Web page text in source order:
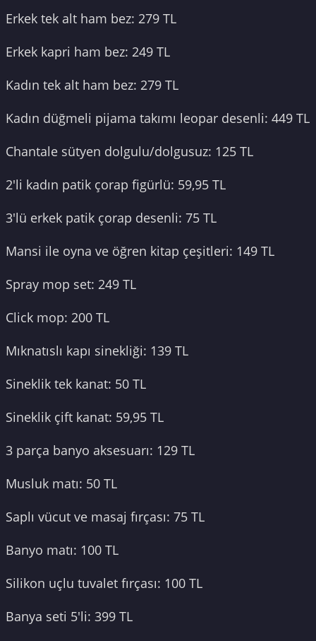
Erkek tek alt ham bez: 279 TL
Erkek kapri ham bez: 249 TL
Kadın tek alt ham bez: 279 TL
Kadın düğmeli pijama takımı leopar desenli: 449 TL
Chantale sütyen dolgulu/dolgusuz: 125 TL
2'li kadın patik çorap figürlü: 59,95 TL
3'lü erkek patik çorap desenli: 75 TL
Mansi ile oyna ve öğren kitap çeşitleri: 149 TL
Spray mop set: 249 TL
Click mop: 200 TL
Mıknatıslı kapı sinekliği: 139 TL
Sineklik tek kanat: 50 TL
Sineklik çift kanat: 59,95 TL
3 parça banyo aksesuarı: 129 TL
Musluk matı: 50 TL
Saplı vücut ve masaj fırçası: 75 TL
Banyo matı: 100 TL
Silikon uçlu tuvalet fırçası: 100 TL
Banya seti 5'li: 399 TL